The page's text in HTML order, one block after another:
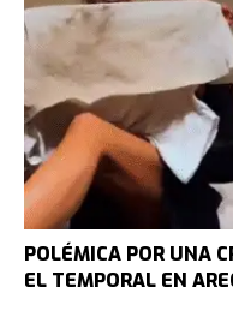
POLÉMICA POR UNA
EL TEMPORAL EN